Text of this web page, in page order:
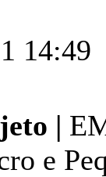
14:49
|
e